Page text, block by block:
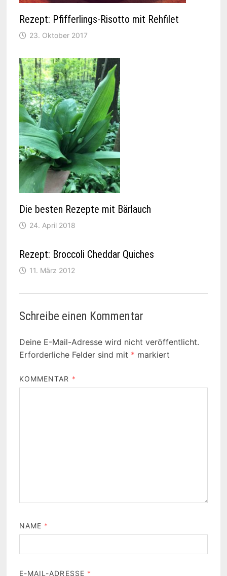
Rezept: Pfifferlings-Risotto mit Rehfilet
23. Oktober 2017
Die besten Rezepte mit Bärlauch
24. April 2018
Rezept: Broccoli Cheddar Quiches
11. März 2012
Schreibe einen Kommentar
Deine E-Mail-Adresse wird nicht veröffentlicht.
Erforderliche Felder sind mit * markiert
KOMMENTAR *
NAME *
E-MAIL-ADRESSE *